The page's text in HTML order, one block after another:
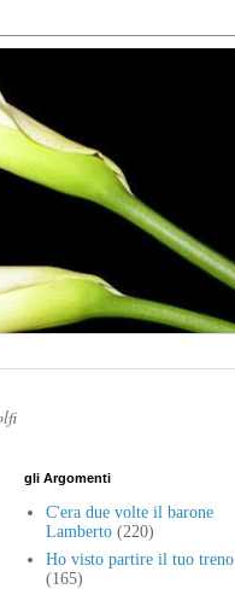
gli Argomenti
C'era due volte il barone
Lamberto (220)
Ho visto partire il tuo treno
(165)